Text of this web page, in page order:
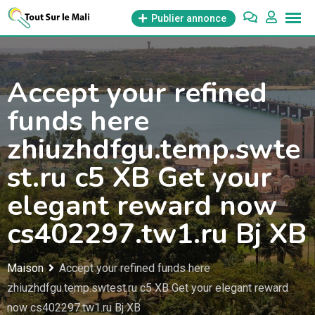
Aller
Publier annonce
Accept your refined
funds here
zhiuzhdfgu.temp.swte
st.ru c5 XB Get your
elegant reward now
cs402297.tw1.ru Bj XB
Maison
Accept your refined funds here
zhiuzhdfgu.temp.swtest.ru c5 XB Get your elegant reward
now cs402297.tw1.ru Bj XB